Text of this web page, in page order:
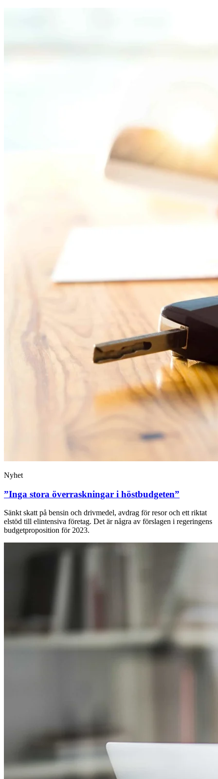
Nyhet
”Inga stora överraskningar i höstbudgeten”
Sänkt skatt på bensin och drivmedel, avdrag för resor och ett riktat
elstöd till elintensiva företag. Det är några av förslagen i regeringens
budgetproposition för 2023.